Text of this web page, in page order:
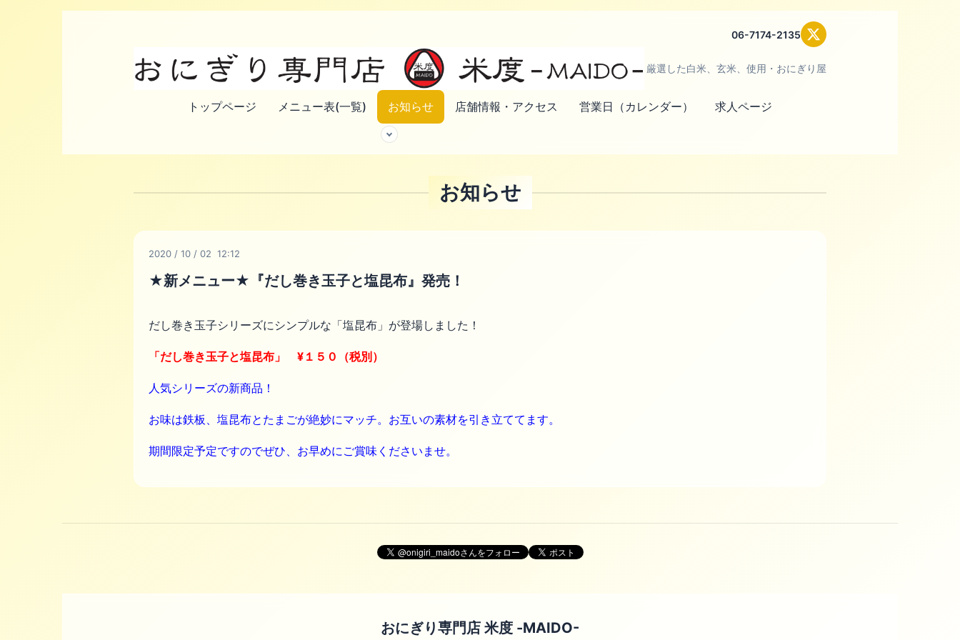
06-7174-2135
厳選した白米、玄米、使用・おにぎり屋
トップページ メニュー表(一覧) お知らせ 店舗情報・アクセス 営業日（カレンダー） 求人ページ
お知らせ
2020 / 10 / 02 12:12
★新メニュー★『だし巻き玉子と塩昆布』発売！
だし巻き玉子シリーズにシンプルな「塩昆布」が登場しました！
「だし巻き玉子と塩昆布」 ¥１５０（税別）
人気シリーズの新商品！
お味は鉄板、塩昆布とたまごが絶妙にマッチ。お互いの素材を引き立ててます。
期間限定予定ですのでぜひ、お早めにご賞味くださいませ。
おにぎり専門店 米度 -MAIDO-